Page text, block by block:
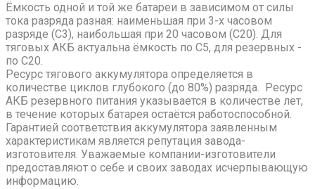
Ёмкость одной и той же батареи в зависимом от силы
тока разряда разная: наименьшая при 3-х часовом
разряде (С3), наибольшая при 20 часовом (С20). Для
тяговых АКБ актуальна ёмкость по С5, для резервных -
по С20.
Ресурс тягового аккумулятора определяется в
количестве циклов глубокого (до 80%) разряда. Ресурс
АКБ резервного питания указывается в количестве лет,
в течение которых батарея остаётся работоспособной.
Гарантией соответствия аккумулятора заявленным
характеристикам является репутация завода-
изготовителя. Уважаемые компании-изготовители
предоставляют о себе и своих заводах исчерпывающую
информацию.